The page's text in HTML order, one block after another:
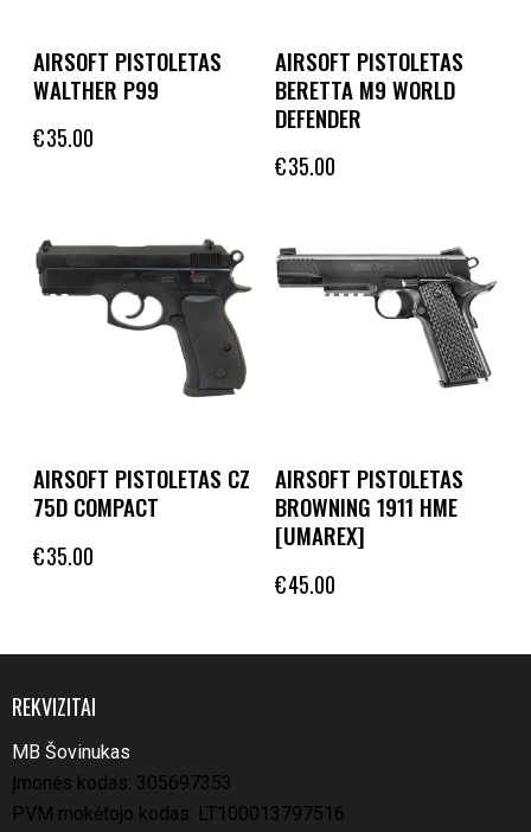
AIRSOFT PISTOLETAS
WALTHER P99
€35.00
AIRSOFT PISTOLETAS
BERETTA M9 WORLD
DEFENDER
€35.00
AIRSOFT PISTOLETAS CZ
75D COMPACT
€35.00
AIRSOFT PISTOLETAS
BROWNING 1911 HME
[UMAREX]
€45.00
REKVIZITAI
MB Šovinukas
Įmonės kodas: 305697353
PVM mokėtojo kodas: LT100013797516